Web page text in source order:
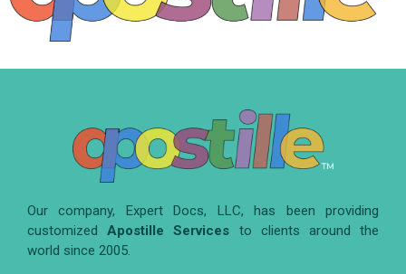
Our company, Expert Docs, LLC, has been providing
customizedApostille Services to clients around the
world since 2005.